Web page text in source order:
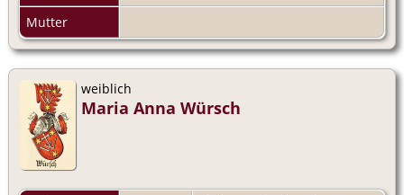
Mutter
weiblich
Maria Anna Würsch